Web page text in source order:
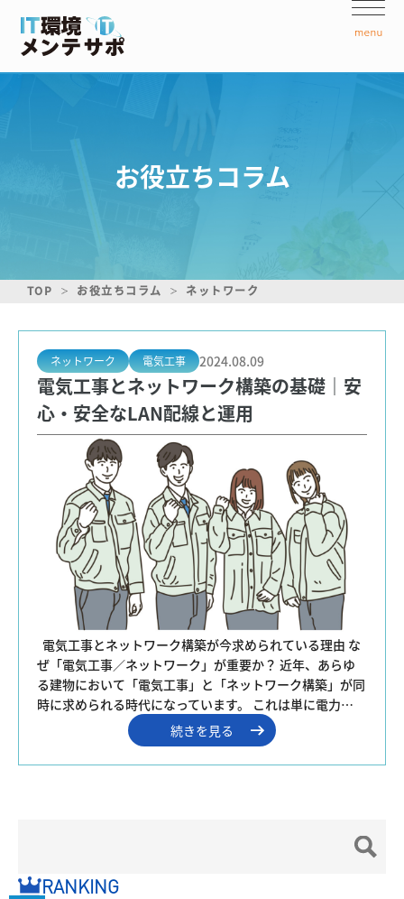
お役立ちコラム
TOP お役立ちコラム ネットワーク
ネットワーク 電気工事 2024.08.09
電気工事とネットワーク構築の基礎｜安
心・安全なLAN配線と運用
電気工事とネットワーク構築が今求められている理由 な
ぜ「電気工事／ネットワーク」が重要か？ 近年、あらゆ
る建物において「電気工事」と「ネットワーク構築」が同
時に求められる時代になっています。 これは単に電力…
続きを見る
RANKING